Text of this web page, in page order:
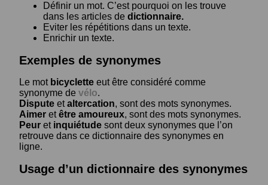
Définir un mot. C’est pourquoi on les trouve
dans les articles de dictionnaire.
Eviter les répétitions dans un texte.
Enrichir un texte.
Exemples de synonymes
Le mot bicyclette eut être considéré comme
synonyme de vélo.
Dispute etaltercation, sont des mots synonymes.
Aimer etêtre amoureux, sont des mots synonymes.
Peur et inquiétude sont deux synonymes que l’on
retrouve dans ce dictionnaire des synonymes en
ligne.
Usage d’un dictionnaire des synonymes